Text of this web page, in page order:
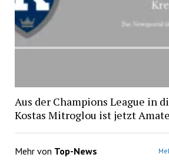
Aus der Champions League in
Kostas Mitroglou ist jetzt
Mehr von Top-News